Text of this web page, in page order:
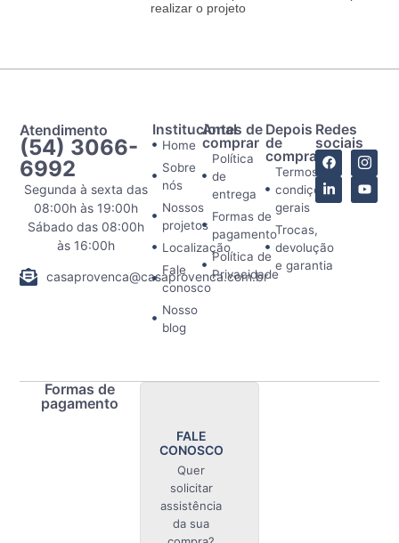
realizar o projeto
Atendimento
(54) 3066-
6992
Segunda à sexta das
08:00h às 19:00h
Sábado das 08:00h
às 16:00h
casaprovenca@casaprovenca.com.br
Institucional
Home
Sobre
nós
Nossos
projetos
Localização
Fale
conosco
Nosso
blog
Antes de
comprar
Política
de
entrega
Formas de
pagamento
Política de
Privacidade
Depois
de
comprar
Termos e
condições
gerais
Trocas,
devolução
e garantia
Redes
sociais
Formas de
pagamento
FALE
CONOSCO
Quer
solicitar
assistência
da sua